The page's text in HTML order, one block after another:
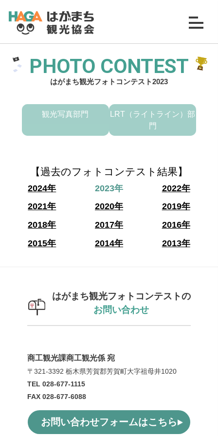
PHOTO CONTEST
はがまち観光フォトコンテスト2023
観光写真部門
LRT（ライトライン）部
門
【過去のフォトコンテスト結果】
2024年 2023年
2022年
2021年
2020年
2019年
2018年
2017年
2016年
2015年
2014年 2013年
はがまち観光フォトコンテストの
お問い合わせ
商工観光課商工観光係 宛
〒321-3392 栃木県芳賀郡芳賀町大字祖母井1020
TEL 028-677-1115
FAX 028-677-6088
お問い合わせフォームはこちら